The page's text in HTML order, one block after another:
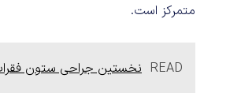
متمرکز است.
READ نخستین جراحی ستون